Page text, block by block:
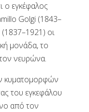
ο εγκέφαλος
Golgi (1843–
οι
μονάδα, το
νευρώνα.
κυματομορφών
του εγκεφάλου
από τον